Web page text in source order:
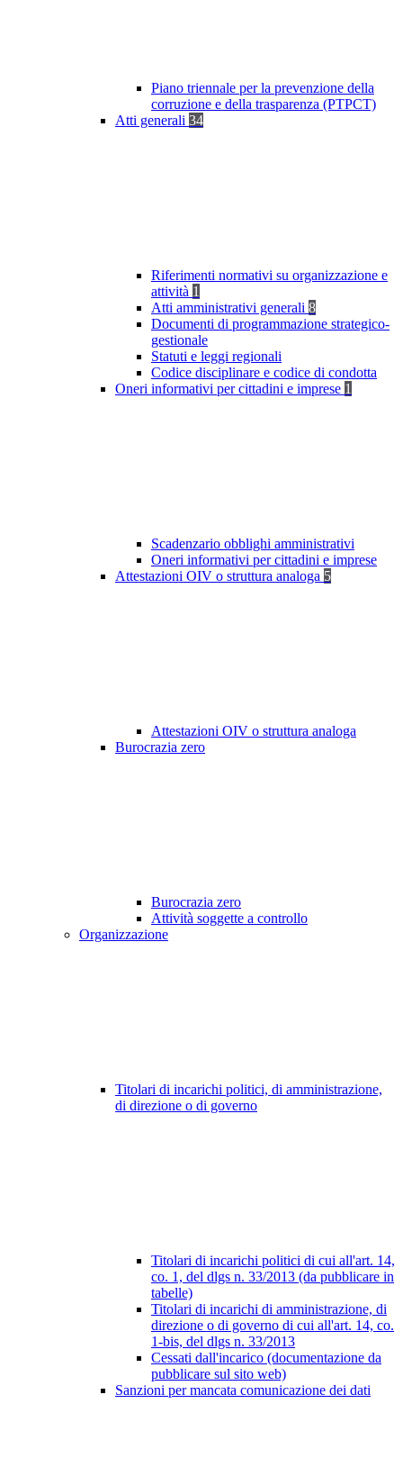
Piano triennale per la prevenzione della
corruzione e della trasparenza (PTPCT)
Atti generali 34
Riferimenti normativi su organizzazione e
attività 1
Atti amministrativi generali 8
Documenti di programmazione strategico-
gestionale
Statuti e leggi regionali
Codice disciplinare e codice di condotta
Oneri informativi per cittadini e imprese 1
Scadenzario obblighi amministrativi
Oneri informativi per cittadini e imprese
Attestazioni OIV o struttura analoga 5
Attestazioni OIV o struttura analoga
Burocrazia zero
Burocrazia zero
Attività soggette a controllo
Organizzazione
Titolari di incarichi politici, di amministrazione,
di direzione o di governo
Titolari di incarichi politici di cui all'art. 14,
co. 1, del dlgs n. 33/2013 (da pubblicare in
tabelle)
Titolari di incarichi di amministrazione, di
direzione o di governo di cui all'art. 14, co.
1-bis, del dlgs n. 33/2013
Cessati dall'incarico (documentazione da
pubblicare sul sito web)
Sanzioni per mancata comunicazione dei dati